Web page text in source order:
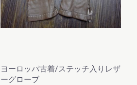
ヨーロッパ古着/ステッチ入りレザ
ーグローブ